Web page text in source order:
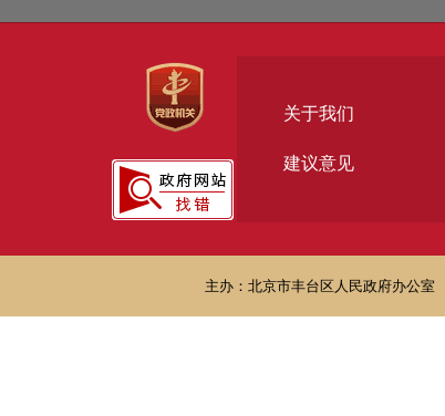
关于我们
建议意见
主办：北京市丰台区人民政府办公室